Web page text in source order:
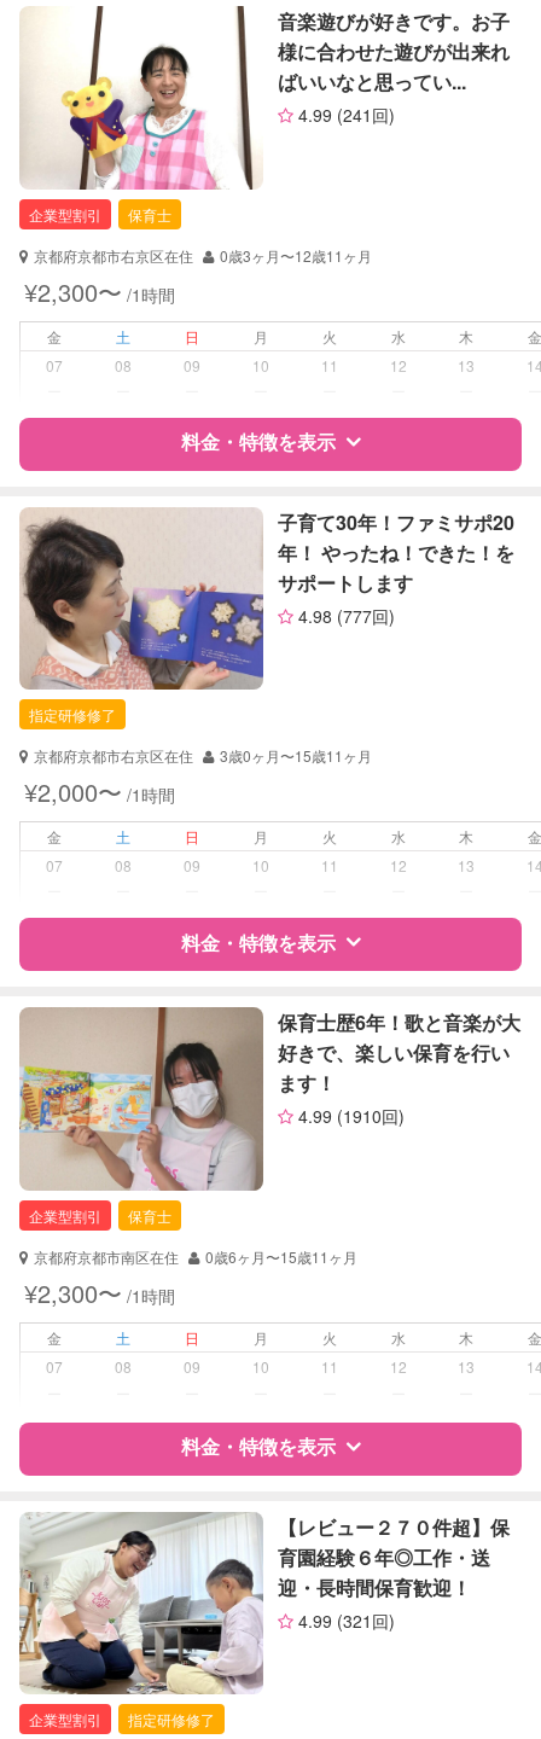
お子様の撮影
（定期特典）
対応不可
特徴 レビュー
サポートの特徴
企業型割引対象(旧内閣府補助対象)
自治体届出済ベビーシッター
保育士
病児対応 病児、病後児、ともに不可
障がい児対応 対応可否は個別に相談
レッスン
音楽レッスン
その他
定期予約
お子様の撮影
（定期特典）
対応不可
音楽遊びが好きです。お子
様に合わせた遊びが出来れ
ばいいなと思ってい...
4.99 (241回)
企業型割引
保育士
京都府京都市右京区在住
0歳3ヶ月〜12歳11ヶ月
¥2,300〜 /1時間
金 土 日 月 火 水 木
07
08 09 10 11 12 13
料金・特徴を表示
特徴 料金 レビュー
サポートの特徴
資格
企業型割引対象(旧内閣府補助対象)
自治体届出済ベビーシッター
保育士
夜間対応
子育て経験
病児対応 病児、病後児、ともに不可
障がい児対応 対応可否は個別に相談
音楽レッスン
定期予約 お引き受けしていません
お子様の撮影
（定期特典）
対応不可
子育て30年！ファミサポ20
年！ やったね！できた！を
サポートします
4.98 (777回)
指定研修修了
京都府京都市右京区在住
3歳0ヶ月〜15歳11ヶ月
¥2,000〜 /1時間
金 土 日 月 火 水 木
07
08 09 10 11 12 13
料金・特徴を表示
特徴 料金 レビュー
サポートの特徴
資格
自治体届出済ベビーシッター
クリンネスト1級
対応可能/特徴 子育て経験
病児対応
障がい児対応 対応可否は個別に相談
レッスン なし
定期予約 可能
お子様の撮影
（定期特典）
対応可能
保育士歴6年！歌と音楽が大
好きで、楽しい保育を行い
ます！
4.99 (1910回)
企業型割引
保育士
京都府京都市南区在住
0歳6ヶ月〜15歳11ヶ月
¥2,300〜 /1時間
金 土 日 月 火 水 木
07
08 09 10 11 12 13
料金・特徴を表示
特徴 料金 レビュー
サポートの特徴
資格
企業型割引対象(旧内閣府補助対象)
自治体届出済ベビーシッター
保育士
幼稚園教諭
【レビュー２７０件超】保
育園経験６年◎工作・送
迎・長時間保育歓迎！
4.99 (321回)
企業型割引 指定研修修了